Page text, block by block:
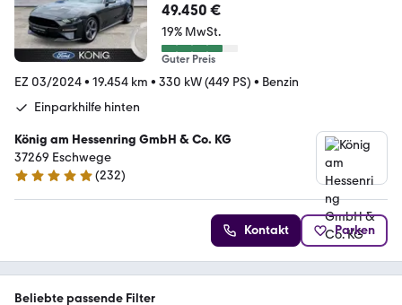
49.450 €
19% MwSt.
Guter Preis
EZ 03/2024• 19.454 km • 330 kW (449 PS) • Benzin
Einparkhilfe hinten
König am Hessenring GmbH & Co. KG
37269 Eschwege
4.9 Sterne
(232)
Kontakt Parken
Beliebte passende Filter